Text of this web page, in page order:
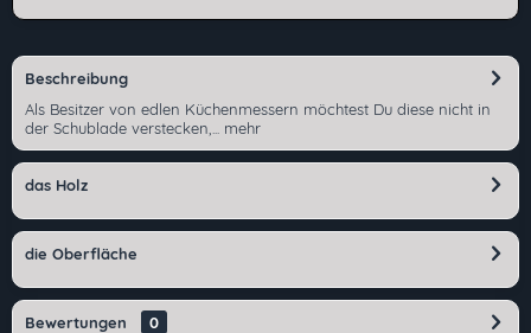
Beschreibung
Als Besitzer von edlen Küchenmessern möchtest Du diese nicht in
der Schublade verstecken,...
mehr
das Holz
die Oberfläche
Bewertungen 0